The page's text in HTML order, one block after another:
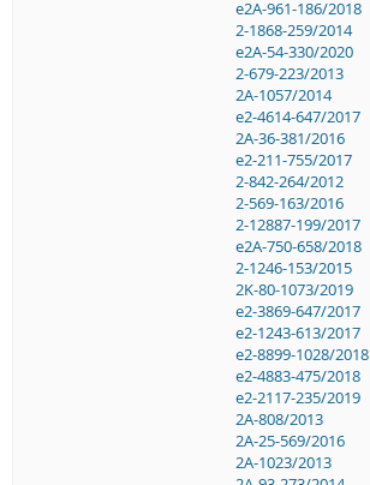
e2A-961-186/2018
2-1868-259/2014
e2A-54-330/2020
2-679-223/2013
2A-1057/2014
e2-4614-647/2017
2A-36-381/2016
e2-211-755/2017
2-842-264/2012
2-569-163/2016
2-12887-199/2017
e2A-750-658/2018
2-1246-153/2015
2K-80-1073/2019
e2-3869-647/2017
e2-1243-613/2017
e2-8899-1028/2018
e2-4883-475/2018
e2-2117-235/2019
2A-808/2013
2A-25-569/2016
2A-1023/2013